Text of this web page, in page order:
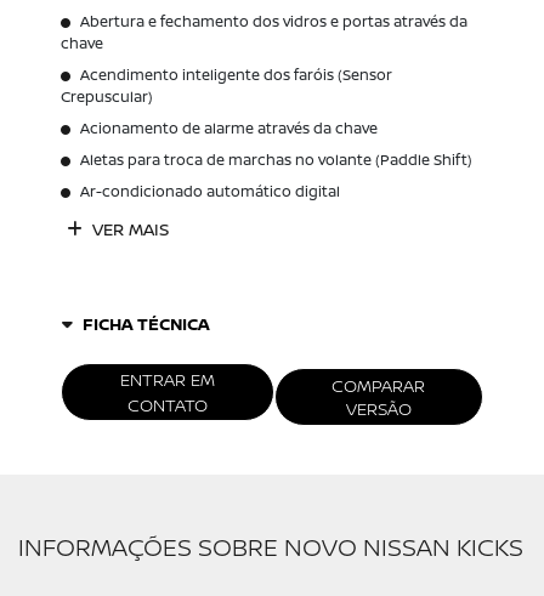
Abertura e fechamento dos vidros e portas através da
chave
Acendimento inteligente dos faróis (Sensor
Crepuscular)
Acionamento de alarme através da chave
Aletas para troca de marchas no volante (Paddle Shift)
Ar-condicionado automático digital
VER MAIS
FICHA TÉCNICA
ENTRAR EM
CONTATO
COMPARAR
VERSÃO
INFORMAÇÕES SOBRE NOVO NISSAN KICKS